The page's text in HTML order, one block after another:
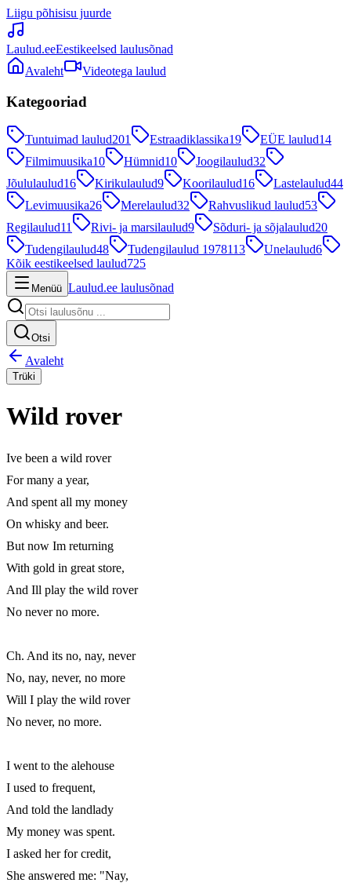
Liigu põhisisu juurde
Laulud.eeEestikeelsed laulusõnad
Avaleht
Videotega laulud
Kategooriad
Tuntuimad laulud201 Estraadiklassika19 EÜE laulud14
Filmimuusika10 Hümnid10 Joogilaulud32
Jõululaulud16 Kirikulaulud9 Koorilaulud16 Lastelaulud44
Levimuusika26 Merelaulud32 Rahvuslikud laulud53
Regilaulud11 Rivi- ja marsilaulud9 Sõduri- ja sõjalaulud20
Tudengilaulud48 Tudengilaulud 1978113 Unelaulud6
Kõik eestikeelsed laulud725
Menüü Laulud.ee laulusõnad
Otsi
Avaleht
Trüki
Wild rover
Ive been a wild rover
For many a year,
And spent all my money
On whisky and beer.
But now Im returning
With gold in great store,
And Ill play the wild rover
No never no more.
Ch. And its no, nay, never
No, nay, never, no more
Will I play the wild rover
No never, no more.
I went to the alehouse
I used to frequent,
And told the landlady
My money was spent.
I asked her for credit,
She answered me: "Nay,